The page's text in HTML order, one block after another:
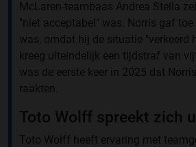
McLaren-teambaas Andrea Stella
''niet acceptabel'' was. Norris gaf
was, omdat hij de situatie ''verkeerd
kreeg uiteindelijk een tijdstraf van
was de eerste keer in 2025 dat
raakten.
Toto Wolff spreekt zich
Toto Wolff heeft ervaring met